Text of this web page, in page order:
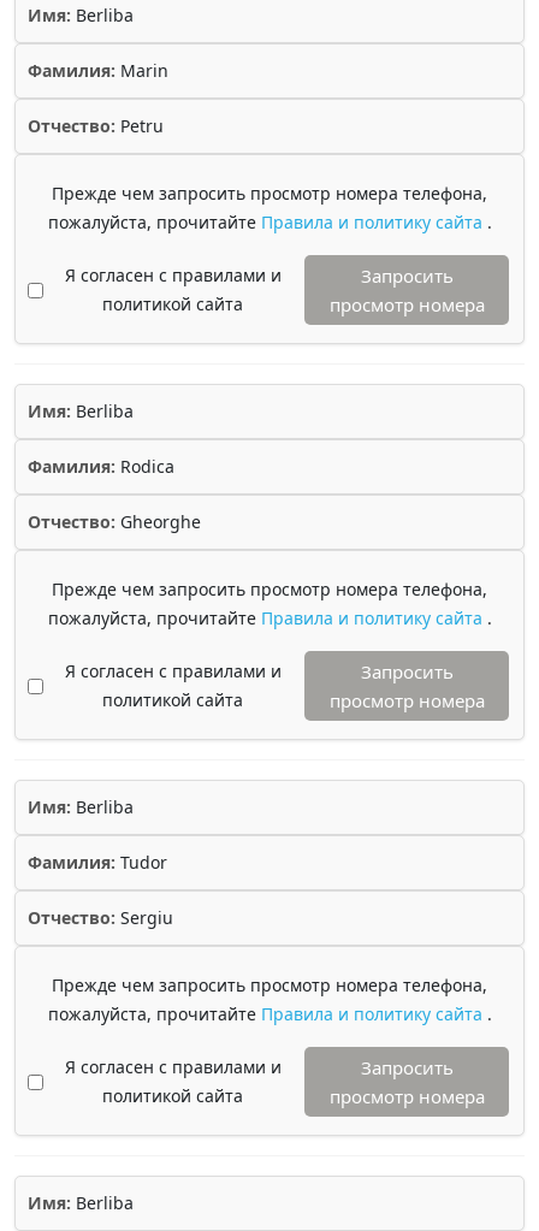
Имя: Berliba
Фамилия: Marin
Отчество: Petru
Прежде чем запросить просмотр номера телефона,
пожалуйста, прочитайте Правила и политику сайта .
Я согласен с правилами и
политикой сайта
Запросить
просмотр номера
Имя: Berliba
Фамилия: Rodica
Отчество: Gheorghe
Прежде чем запросить просмотр номера телефона,
пожалуйста, прочитайте Правила и политику сайта .
Я согласен с правилами и
политикой сайта
Запросить
просмотр номера
Имя: Berliba
Фамилия: Tudor
Отчество: Sergiu
Прежде чем запросить просмотр номера телефона,
пожалуйста, прочитайте Правила и политику сайта .
Я согласен с правилами и
политикой сайта
Запросить
просмотр номера
Имя: Berliba